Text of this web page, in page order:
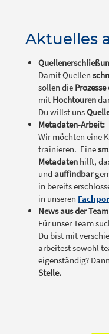
Aktuelles
Damit Quellen
sollen die
mit Hochtouren
Du willst uns
Metadaten-Arbeit:
Wir möchten eine
trainieren. Eine
Metadaten hilft,
und auffindbar
in bereits
in unseren
News aus der
Für unser Team
Du bist mit
arbeitest sowohl
eigenständig?
Stelle.